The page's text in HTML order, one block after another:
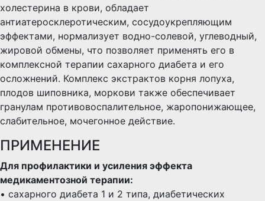
холестерина в крови, обладает
антиатеросклеротическим, сосудоукрепляющим
эффектами, нормализует водно-солевой, углеводный,
жировой обмены, что позволяет применять его в
комплексной терапии сахарного диабета и его
осложнений. Комплекс экстрактов корня лопуха,
плодов шиповника, моркови также обеспечивает
гранулам противовоспалительное, жаропонижающее,
слабительное, мочегонное действиe.
ПРИМЕНЕНИЕ
Для профилактики и усиления эффекта
медикаментозной терапии:
• сахарного диабета 1 и 2 типа, диабетических